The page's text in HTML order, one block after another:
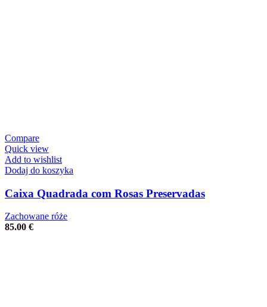
Compare
Quick view
Add to wishlist
Dodaj do koszyka
Caixa Quadrada com Rosas Preservadas
Zachowane róże
85.00 €